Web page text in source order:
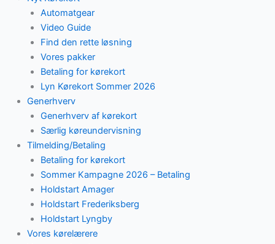
Automatgear
Video Guide
Find den rette løsning
Vores pakker
Betaling for kørekort
Lyn Kørekort Sommer 2026
Generhverv
Generhverv af kørekort
Særlig køreundervisning
Tilmelding/Betaling
Betaling for kørekort
Sommer Kampagne 2026 – Betaling
Holdstart Amager
Holdstart Frederiksberg
Holdstart Lyngby
Vores kørelærere